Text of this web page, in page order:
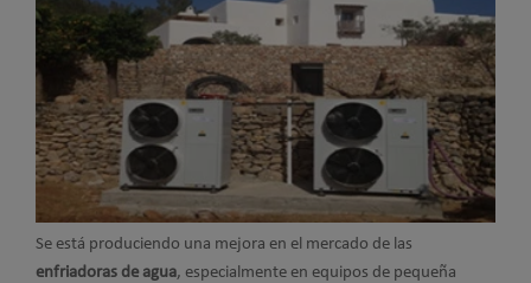
Se está produciendo una mejora en el mercado de las
enfriadoras de agua, especialmente en equipos de pequeña